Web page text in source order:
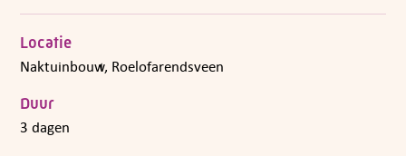
Locatie
Naktuinbouw, Roelofarendsveen
Duur
3 dagen